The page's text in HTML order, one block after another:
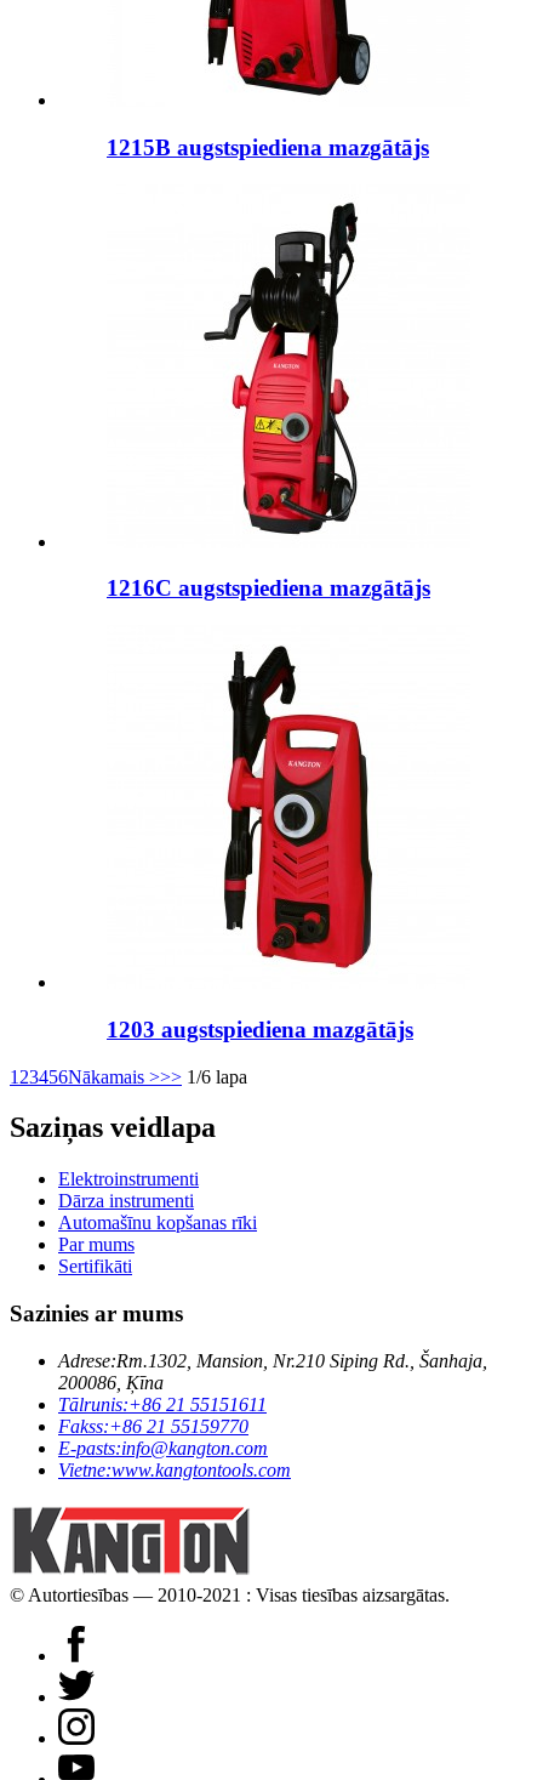
1215B augstspiediena mazgātājs
1216C augstspiediena mazgātājs
1203 augstspiediena mazgātājs
1 23456Nākamais >>> 1/6 lapa
Saziņas veidlapa
Elektroinstrumenti
Dārza instrumenti
Automašīnu kopšanas rīki
Par mums
Sertifikāti
Sazinies ar mums
Adrese:Rm.1302, Mansion, Nr.210 Siping Rd., Šanhaja,
200086, Ķīna
Tālrunis:+86 21 55151611
Fakss:+86 21 55159770
E-pasts:info@kangton.com
Vietne:www.kangtontools.com
© Autortiesības — 2010-2021 : Visas tiesības aizsargātas.